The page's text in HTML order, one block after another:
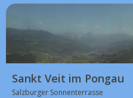
Sankt Veit im Pongau
Salzburger Sonnenterrasse